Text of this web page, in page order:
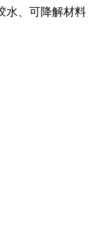
水、可降解材料